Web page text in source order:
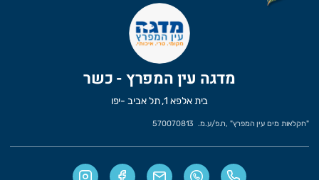
מדגה עין המפרץ - כשר
בית אלפא 1, תל אביב -יפו
"חקלאות מים עין המפרץ" ,ח.פ/ע.מ. 570070813